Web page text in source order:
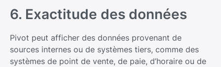
6. Exactitude des données
Pivot peut afficher des données provenant de
sources internes ou de systèmes tiers, comme des
systèmes de point de vente, de paie, d’horaire ou de